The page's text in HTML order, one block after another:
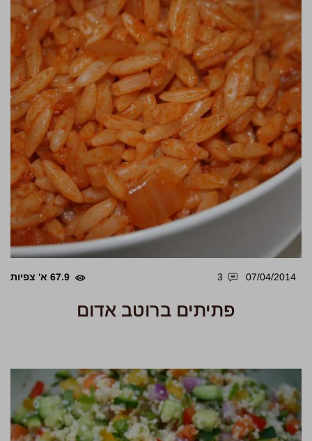
07/04/2014
3 67.9 א' צפיות
פתיתים ברוטב אדום